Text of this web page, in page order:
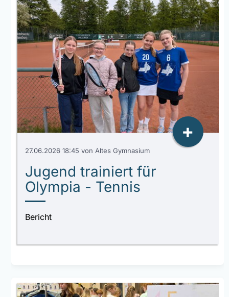
27.06.2026 18:45 von Altes Gymnasium
Jugend trainiert für
Olympia - Tennis
Bericht
+